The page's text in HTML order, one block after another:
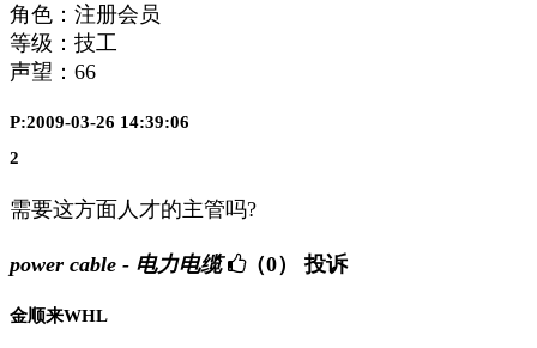
角色：注册会员
等级：技工
声望： 66
P:2009-03-26 14:39:06
2
需要这方面人才的主管吗?
power cable - 电力电缆 （0） 投诉
金顺来WHL